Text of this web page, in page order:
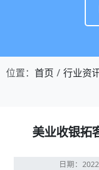
位置： 首页 行业资
美业收银拓
日期：